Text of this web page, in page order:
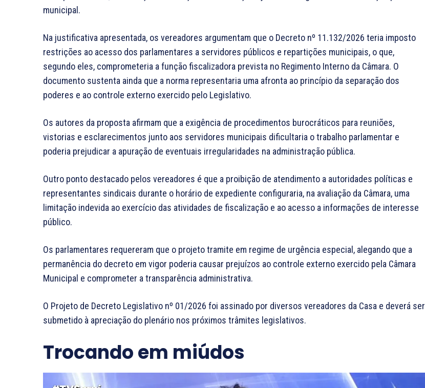
municipal.
Na justificativa apresentada, os vereadores argumentam que o Decreto nº 11.132/2026 teria imposto
restrições ao acesso dos parlamentares a servidores públicos e repartições municipais, o que,
segundo eles, comprometeria a função fiscalizadora prevista no Regimento Interno da Câmara. O
documento sustenta ainda que a norma representaria uma afronta ao princípio da separação dos
poderes e ao controle externo exercido pelo Legislativo.
Os autores da proposta afirmam que a exigência de procedimentos burocráticos para reuniões,
vistorias e esclarecimentos junto aos servidores municipais dificultaria o trabalho parlamentar e
poderia prejudicar a apuração de eventuais irregularidades na administração pública.
Outro ponto destacado pelos vereadores é que a proibição de atendimento a autoridades políticas e
representantes sindicais durante o horário de expediente configuraria, na avaliação da Câmara, uma
limitação indevida ao exercício das atividades de fiscalização e ao acesso a informações de interesse
público.
Os parlamentares requereram que o projeto tramite em regime de urgência especial, alegando que a
permanência do decreto em vigor poderia causar prejuízos ao controle externo exercido pela Câmara
Municipal e comprometer a transparência administrativa.
O Projeto de Decreto Legislativo nº 01/2026 foi assinado por diversos vereadores da Casa e deverá ser
submetido à apreciação do plenário nos próximos trâmites legislativos.
Trocando em miúdos